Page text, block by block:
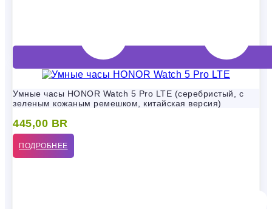
Умные часы HONOR Watch 5 Pro LTE (серебристый, с
зеленым кожаным ремешком, китайская версия)
445,00 BR
ПОДРОБНЕЕ